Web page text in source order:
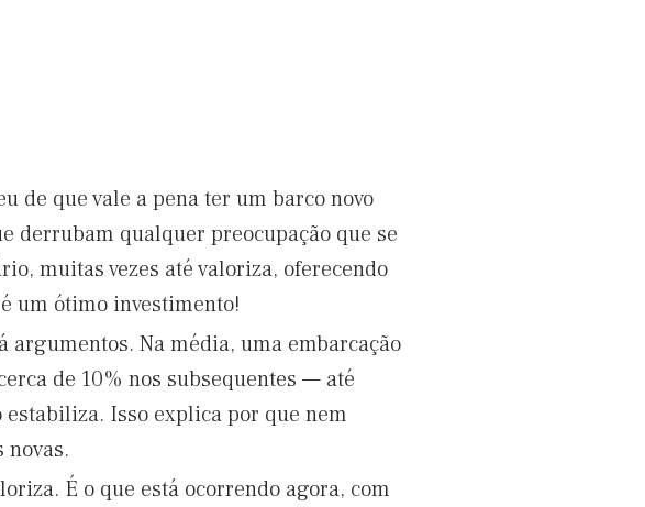
de que vale a pena ter um barco novo
derrubam qualquer preocupação que se
muitas vezes até valoriza, oferecendo
um ótimo investimento!
argumentos. Na média, uma embarcação
de 10% nos subsequentes — até
estabiliza. Isso explica por que nem
novas.
É o que está ocorrendo agora, com